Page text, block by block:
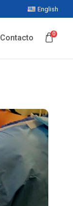
English
Contacto 0